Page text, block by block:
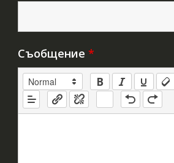
Съобщение *